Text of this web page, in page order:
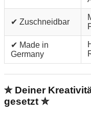
✔ Zuschneidbar
✔ Made in
Germany
✮ Deiner
gesetzt ✮